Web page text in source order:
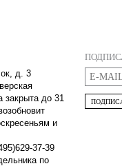
д. 3
закрыта до 31
и
37-39
по